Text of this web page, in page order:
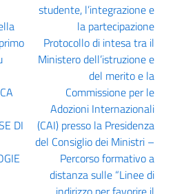
DI
studente, l’integrazione e
la partecipazione
Protocollo di intesa tra il
Ministero dell’istruzione e
del merito e la
Commissione per le
Adozioni Internazionali
(CAI) presso la Presidenza
del Consiglio dei Ministri –
Percorso formativo a
distanza sulle “Linee di